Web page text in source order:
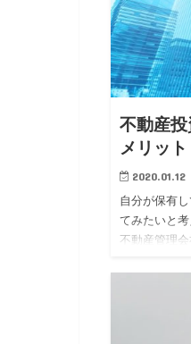
不動産
メリッ
2020.01.12
自分が保有
てみたいと
不動産管理